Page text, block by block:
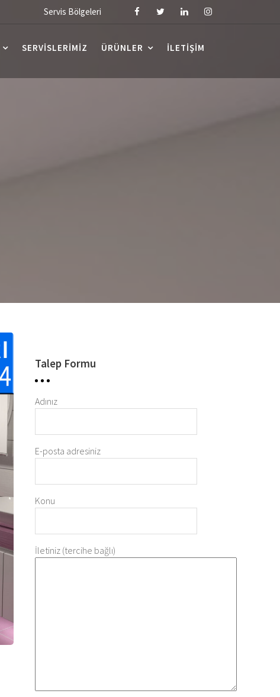
Servis Bölgeleri
SERVISLERIMIZ ÜRÜNLER İLETIŞIM
Talep Formu
Adınız
E-posta adresiniz
Konu
İletiniz (tercihe bağlı)